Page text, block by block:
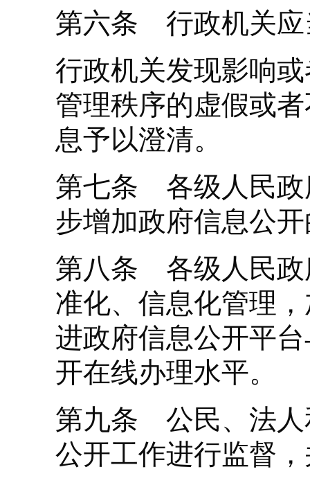
第六条 行政机关应
行政机关发现影响
管理秩序的虚假或
息予以澄清。
第七条 各级人民政
步增加政府信息公
第八条 各级人民政
准化、信息化管理
进政府信息公开平
开在线办理水平。
第九条 公民、法人
公开工作进行监督